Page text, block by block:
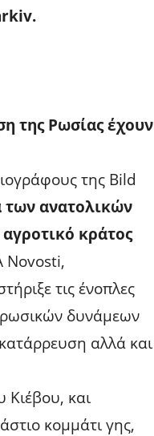
της Ρωσίας έχουν
της Bild
των ανατολικών
κράτος
Novosti,
τις ένοπλες
ρωσικών δυνάμεων
αλλά και
Κιέβου, και
κομμάτι γης,